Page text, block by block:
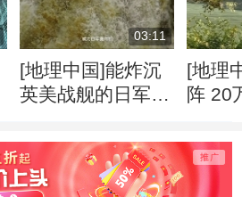
03:11
[地理中国]能炸沉
英美战舰的日军为
[地理
阵 20